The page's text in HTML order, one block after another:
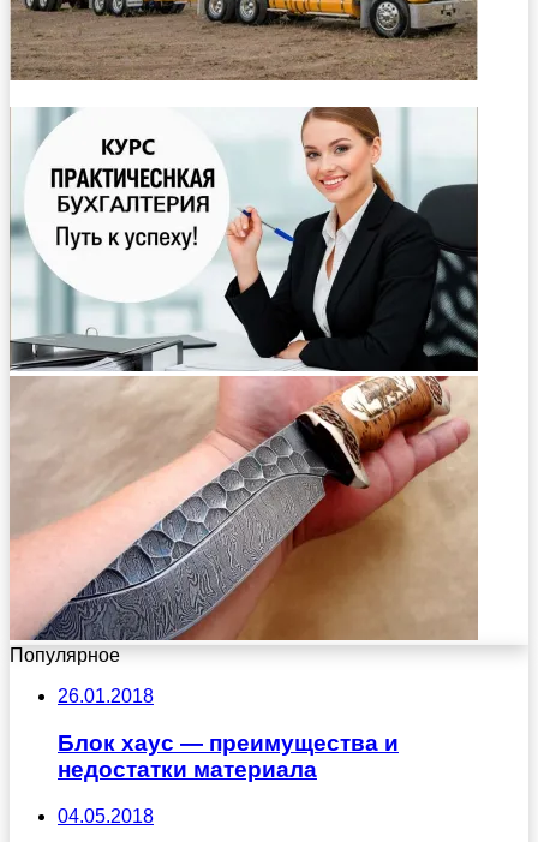
Популярное
26.01.2018
Блок хаус — преимущества и
недостатки материала
04.05.2018